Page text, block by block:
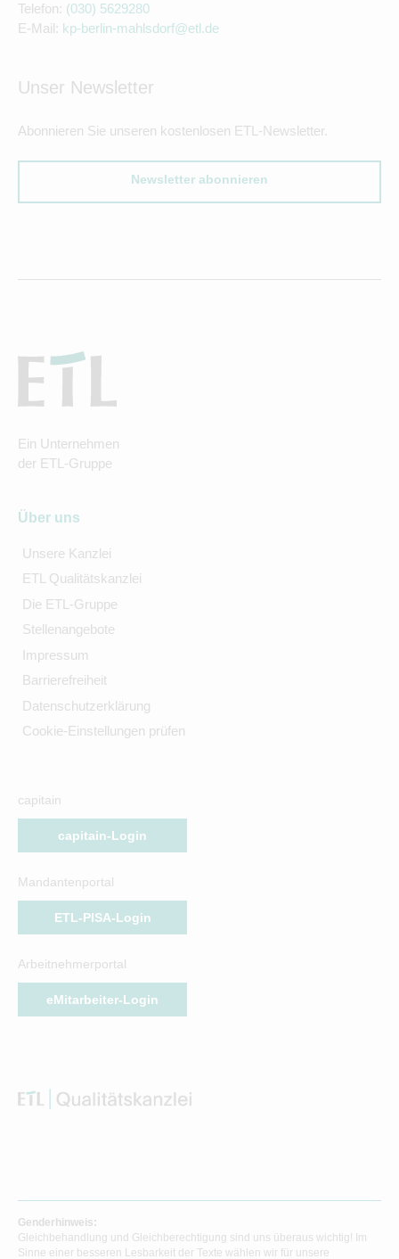
Telefon: (030) 5629280
E-Mail: kp-berlin-mahlsdorf@etl.de
Unser Newsletter
Abonnieren Sie unseren kostenlosen ETL-Newsletter.
Newsletter abonnieren
Ein Unternehmen
der ETL-Gruppe
Über uns
Unsere Kanzlei
ETL Qualitätskanzlei
Die ETL-Gruppe
Stellenangebote
Impressum
Barrierefreiheit
Datenschutzerklärung
Cookie-Einstellungen prüfen
capitain
capitain-Login
Mandantenportal
ETL-PISA-Login
Arbeitnehmerportal
eMitarbeiter-Login
Genderhinweis:
Gleichbehandlung und Gleichberechtigung sind uns überaus wichtig! Im
Sinne einer besseren Lesbarkeit der Texte wählen wir für unsere